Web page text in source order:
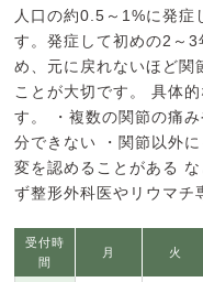
人口の約0.5～1%に発症
す。発症して初めの2～
め、元に戻れないほど関
ことが大切です。 具体
す。 ・複数の関節の痛
分できない ・関節以外
変を認めることがある
ず整形外科医やリウマチ
受付時
間
月 火